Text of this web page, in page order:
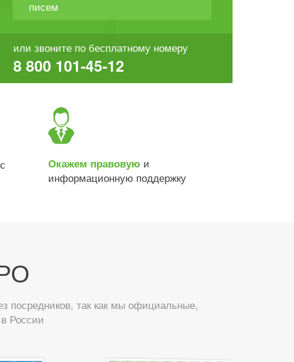
писем
или звоните по бесплатному номеру
8 800 101-45-12
Окажем правовую и
информационную поддержку
так как мы официальные,
России